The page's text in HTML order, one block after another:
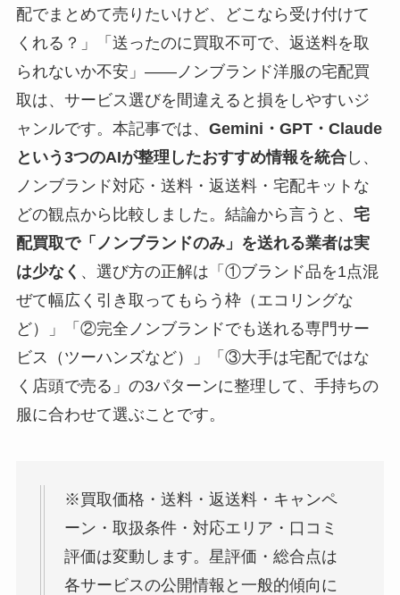
配でまとめて売りたいけど、どこなら受け付けて
くれる？」「送ったのに買取不可で、返送料を取
られないか不安」——ノンブランド洋服の宅配買
取は、サービス選びを間違えると損をしやすいジ
ャンルです。本記事では、 Gemini・GPT・Claude
という3つのAIが整理したおすすめ情報を統合し、
ノンブランド対応・送料・返送料・宅配キットな
どの観点から比較しました。結論から言うと、 宅
配買取で「ノンブランドのみ」を送れる業者は実
は少なく 、選び方の正解は「①ブランド品を1点混
ぜて幅広く引き取ってもらう枠（エコリングな
ど）」「②完全ノンブランドでも送れる専門サー
ビス（ツーハンズなど）」「③大手は宅配ではな
く店頭で売る」の3パターンに整理して、手持ちの
服に合わせて選ぶことです。
※買取価格・送料・返送料・キャンペ
ーン・取扱条件・対応エリア・口コミ
評価は変動します。星評価・総合点は
各サービスの公開情報と一般的傾向に